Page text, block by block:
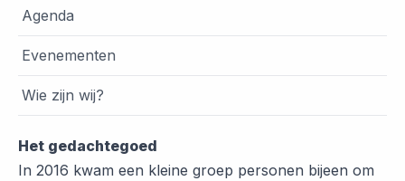
Agenda
Evenementen
Wie zijn wij?
Het gedachtegoed
In 2016 kwam een kleine groep personen bijeen om